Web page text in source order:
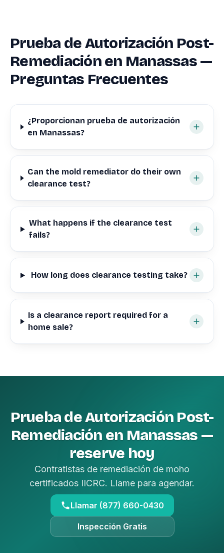
Prueba de Autorización Post-
Remediación en Manassas —
Preguntas Frecuentes
¿Proporcionan prueba de autorización
en Manassas?
Can the mold remediator do their own
clearance test?
What happens if the clearance test
fails?
How long does clearance testing take?
Is a clearance report required for a
home sale?
Prueba de Autorización Post-
Remediación en Manassas —
reserve hoy
Contratistas de remediación de moho
certificados IICRC. Llame para agendar.
Llamar (877) 660-0430
Inspección Gratis